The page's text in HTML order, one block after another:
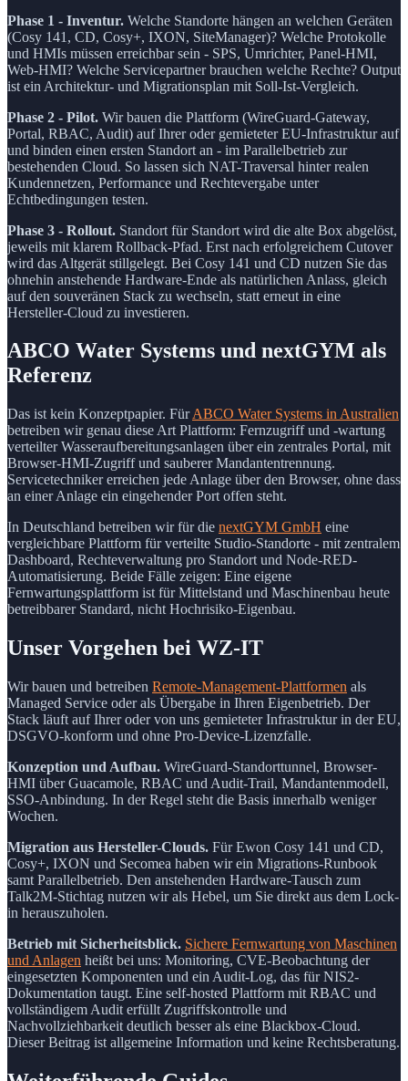
Phase 1 - Inventur. Welche Standorte hängen an welchen Geräten
(Cosy 141, CD, Cosy+, IXON, SiteManager)? Welche Protokolle
und HMIs müssen erreichbar sein - SPS, Umrichter, Panel-HMI,
Web-HMI? Welche Servicepartner brauchen welche Rechte? Output
ist ein Architektur- und Migrationsplan mit Soll-Ist-Vergleich.
Phase 2 - Pilot. Wir bauen die Plattform (WireGuard-Gateway,
Portal, RBAC, Audit) auf Ihrer oder gemieteter EU-Infrastruktur auf
und binden einen ersten Standort an - im Parallelbetrieb zur
bestehenden Cloud. So lassen sich NAT-Traversal hinter realen
Kundennetzen, Performance und Rechtevergabe unter
Echtbedingungen testen.
Phase 3 - Rollout. Standort für Standort wird die alte Box abgelöst,
jeweils mit klarem Rollback-Pfad. Erst nach erfolgreichem Cutover
wird das Altgerät stillgelegt. Bei Cosy 141 und CD nutzen Sie das
ohnehin anstehende Hardware-Ende als natürlichen Anlass, gleich
auf den souveränen Stack zu wechseln, statt erneut in eine
Hersteller-Cloud zu investieren.
ABCO Water Systems und nextGYM als
Referenz
Das ist kein Konzeptpapier. FürABCO Water Systems in Australien
betreiben wir genau diese Art Plattform: Fernzugriff und -wartung
verteilter Wasseraufbereitungsanlagen über ein zentrales Portal, mit
Browser-HMI-Zugriff und sauberer Mandantentrennung.
Servicetechniker erreichen jede Anlage über den Browser, ohne dass
an einer Anlage ein eingehender Port offen steht.
In Deutschland betreiben wir für die nextGYM GmbH eine
vergleichbare Plattform für verteilte Studio-Standorte - mit zentralem
Dashboard, Rechteverwaltung pro Standort und Node-RED-
Automatisierung. Beide Fälle zeigen: Eine eigene
Fernwartungsplattform ist für Mittelstand und Maschinenbau heute
betreibbarer Standard, nicht Hochrisiko-Eigenbau.
Unser Vorgehen bei WZ-IT
Wir bauen und betreiben Remote-Management-Plattformen als
Managed Service oder als Übergabe in Ihren Eigenbetrieb. Der
Stack läuft auf Ihrer oder von uns gemieteter Infrastruktur in der EU,
DSGVO-konform und ohne Pro-Device-Lizenzfalle.
Konzeption und Aufbau. WireGuard-Standorttunnel, Browser-
HMI über Guacamole, RBAC und Audit-Trail, Mandantenmodell,
SSO-Anbindung. In der Regel steht die Basis innerhalb weniger
Wochen.
Migration aus Hersteller-Clouds. Für Ewon Cosy 141 und CD,
Cosy+, IXON und Secomea haben wir ein Migrations-Runbook
samt Parallelbetrieb. Den anstehenden Hardware-Tausch zum
Talk2M-Stichtag nutzen wir als Hebel, um Sie direkt aus dem Lock-
in herauszuholen.
Betrieb mit Sicherheitsblick. Sichere Fernwartung von Maschinen
und Anlagen heißt bei uns: Monitoring, CVE-Beobachtung der
eingesetzten Komponenten und ein Audit-Log, das für NIS2-
Dokumentation taugt. Eine self-hosted Plattform mit RBAC und
vollständigem Audit erfüllt Zugriffskontrolle und
Nachvollziehbarkeit deutlich besser als eine Blackbox-Cloud.
Dieser Beitrag ist allgemeine Information und keine Rechtsberatung.